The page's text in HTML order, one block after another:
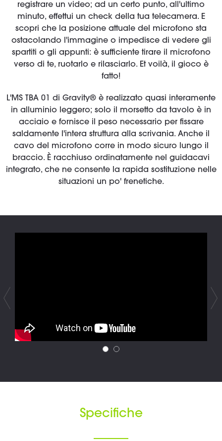
registrare un video; ad un certo punto, all'ultimo
minuto, effettui un check della tua telecamera. E
scopri che la posizione attuale del microfono sta
ostacolando l'immagine o impedisce di vedere gli
spartiti o gli appunti: è sufficiente tirare il microfono
verso di te, ruotarlo e rilasciarlo. Et voilà, il gioco è
fatto!
L'MS TBA 01 di Gravity® è realizzato quasi interamente
in alluminio leggero; solo il morsetto da tavolo è in
acciaio e fornisce il peso necessario per fissare
saldamente l'intera struttura alla scrivania. Anche il
cavo del microfono corre in modo sicuro lungo il
braccio. È racchiuso ordinatamente nel guidacavi
integrato, che ne consente la rapida sostituzione nelle
situazioni un po' frenetiche.
Specifiche